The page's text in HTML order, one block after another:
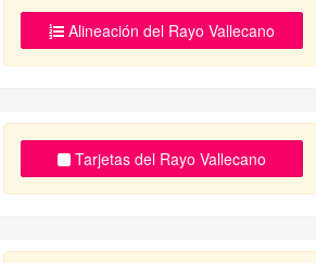
Alineación del Rayo Vallecano
Tarjetas del Rayo Vallecano